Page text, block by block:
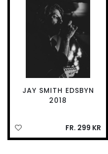
JAY SMITH EDSBYN
2018
FR. 299 KR